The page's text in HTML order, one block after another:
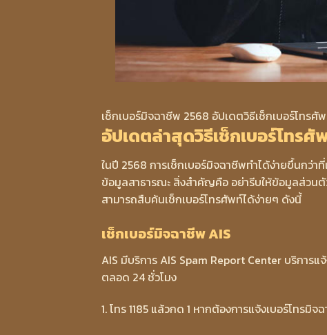
เช็กเบอร์มิจฉาชีพ 2568 อัปเดตวิธีเช็กเบอร์โทร
อัปเดตล่าสุดวิธีเช็กเบอร์โทร
ในปี 2568 การเช็กเบอร์มิจฉาชีพทำได้ง่ายขึ้นกว่า
ข้อมูลสาธารณะ สิ่งสำคัญคือ อย่ารีบให้ข้อมูลส่วนตั
สามารถสืบค้นเช็กเบอร์โทรศัพท์ได้ง่ายๆ ดังนี้
เช็กเบอร์มิจฉาชีพ AIS
AIS มีบริการ AIS Spam Report Center บริการแ
ตลอด 24 ชั่วโมง
1. โทร 1185 แล้วกด 1 หากต้องการแจ้งเบอร์โทร